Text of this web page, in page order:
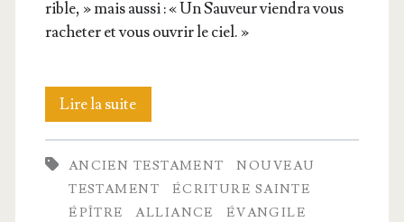
rible, » mais aus­si : « Un Sau­veur vien­dra vous
rache­ter et vous ouvrir le ciel. »
Lire la suiteLes
Figures
et
les
ANCIEN TESTAMENT
NOUVEAU
TESTAMENT
ÉCRITURE SAINTE
ÉPÎTRE
ALLIANCE
ÉVANGILE